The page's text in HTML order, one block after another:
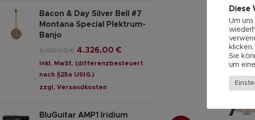
Bacon & Day Silver Bell #7
Montana Special Plektrum-
Banjo
5.150,00€ 4.326,00 €
inkl. MwSt. (differenzbesteuert
nach §25a UStG.)
zzgl. Versandkosten
BluGuitar AMP1 Iridium
Diese
Um
Sie
um